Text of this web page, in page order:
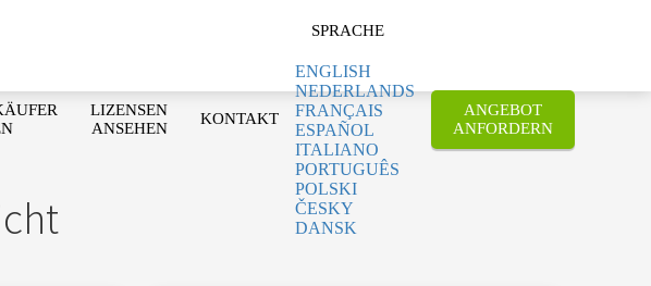
LIZENSEN
ANSEHEN
KONTAKT
SPRACHE
ENGLISH
NEDERLANDS
FRANÇAIS
ESPAÑOL
ITALIANO
PORTUGUÊS
POLSKI
ČESKY
DANSK
ANGEBOT
ANFORDERN